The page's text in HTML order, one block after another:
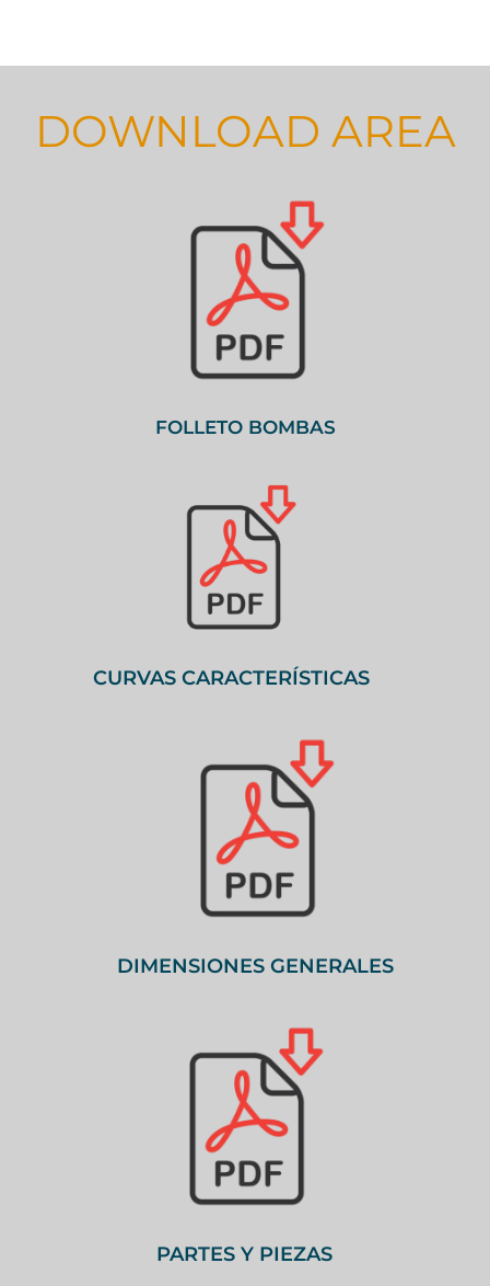
DOWNLOAD AREA
FOLLETO BOMBAS
CURVAS CARACTERÍSTICAS
DIMENSIONES GENERALES
PARTES Y PIEZAS